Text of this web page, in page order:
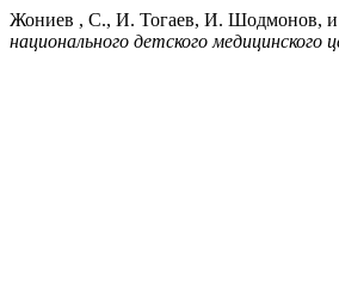
Жониев , С., И. Тогаев, И.
национального детского медицинского